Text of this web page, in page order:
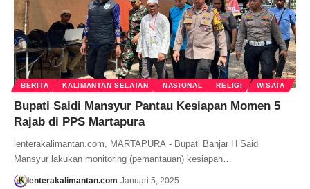
BERITA KALIMANTAN SELATAN NASIONAL RELIGI WISATA
Bupati Saidi Mansyur Pantau Kesiapan Momen 5
Rajab di PPS Martapura
lenterakalimantan.com, MARTAPURA - Bupati Banjar H Saidi
Mansyur lakukan monitoring (pemantauan) kesiapan…
lenterakalimantan.com Januari 5, 2025